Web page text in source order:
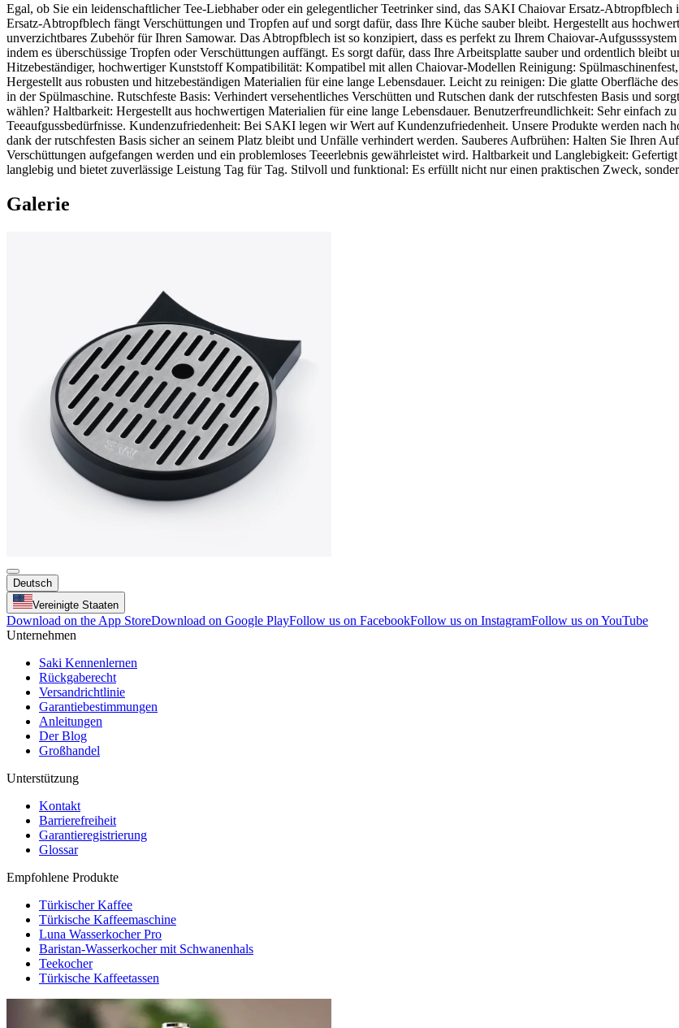
Egal, ob Sie ein leidenschaftlicher Tee-Liebhaber oder ein gelegentlicher Teetrinker sind, das SAKI Chaiovar Ersatz-
Ersatz-Abtropfblech fängt Verschüttungen und Tropfen auf und sorgt dafür, dass Ihre Küche sauber bleibt. Hergestellt aus
unverzichtbares Zubehör für Ihren Samowar. Das Abtropfblech ist so konzipiert, dass es perfekt zu Ihrem Chaiovar-
indem es überschüssige Tropfen oder Verschüttungen auffängt. Es sorgt dafür, dass Ihre Arbeitsplatte sauber und ordentlich bleibt
Hitzebeständiger, hochwertiger Kunststoff Kompatibilität: Kompatibel mit allen Chaiovar-Modellen Reinigung:
Hergestellt aus robusten und hitzebeständigen Materialien für eine lange Lebensdauer. Leicht zu reinigen: Die glatte Oberfläche
in der Spülmaschine. Rutschfeste Basis: Verhindert versehentliches Verschütten und Rutschen dank der rutschfesten Basis und
wählen? Haltbarkeit: Hergestellt aus hochwertigen Materialien für eine lange Lebensdauer. Benutzerfreundlichkeit: Sehr einfach
Teeaufgussbedürfnisse. Kundenzufriedenheit: Bei SAKI legen wir Wert auf Kundenzufriedenheit. Unsere Produkte werden nach
dank der rutschfesten Basis sicher an seinem Platz bleibt und Unfälle verhindert werden. Sauberes Aufbrühen: Halten Sie Ihren
Verschüttungen aufgefangen werden und ein problemloses Teeerlebnis gewährleistet wird. Haltbarkeit und Langlebigkeit:
langlebig und bietet zuverlässige Leistung Tag für Tag. Stilvoll und funktional: Es erfüllt nicht nur einen praktischen Zweck,
Galerie
Deutsch
Vereinigte Staaten
Download on the App StoreDownload on Google PlayFollow us on FacebookFollow us on InstagramFollow us on YouTube
Unternehmen
Saki Kennenlernen
Rückgaberecht
Versandrichtlinie
Garantiebestimmungen
Anleitungen
Der Blog
Großhandel
Unterstützung
Kontakt
Barrierefreiheit
Garantieregistrierung
Glossar
Empfohlene Produkte
Türkischer Kaffee
Türkische Kaffeemaschine
Luna Wasserkocher Pro
Baristan-Wasserkocher mit Schwanenhals
Teekocher
Türkische Kaffeetassen